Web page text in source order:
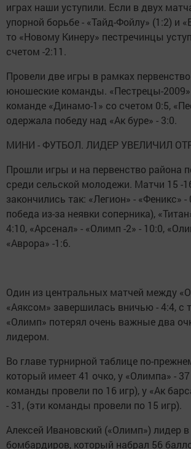
играх наши уступили. Если в двух
упорной борьбе - «Тайд-Фойлу» (1:2) и
то «Новому Кинеру» пестречинцы
счетом -2:11.
Провели две игры в рамках
юношеские команды. «Пестрецы-2009»
команде «Динамо-1» со счетом 0:5,
одержала победу над «Ак буре» - 3:0.
МИНИ - ФУТБОЛ. ЛИДЕР УВЕЛИЧИЛ
Прошли игры и на первенство района
среди сельской молодежи. Матчи 15 -
закончились так: «Легион» - «Феникс» -
победа из-за неявки соперника),
4:10, «Арсенал» - «Олимп -2» - 10:0,
«Аврора» -1:6.
Один из центральных матчей между
«Аяксом» завершилась вничью - 4:4, с
«Олимп» потерял очень важные два
лидером.
Во главе турнирной таблице по-
который имеет 41 очко, у «Олимпа» -
команды провели по 16 игр), у «Ак
- 31, (эти команды провели по 15 игр).
Алексей Ивановский («Олимп») лидер в
бомбардиров, который набрал 56